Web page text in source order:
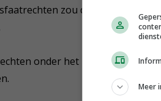
zou dit een
onder het plafond zit,
Meer